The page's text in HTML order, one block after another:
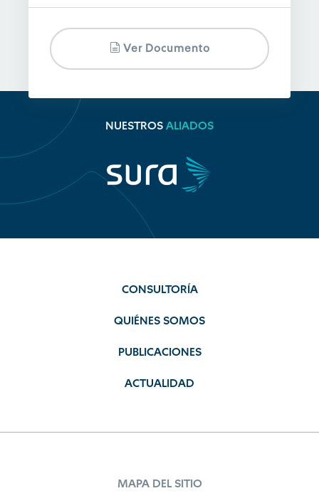
Ver Documento
NUESTROS ALIADOS
CONSULTORÍA
QUIÉNES SOMOS
PUBLICACIONES
ACTUALIDAD
MAPA DEL SITIO